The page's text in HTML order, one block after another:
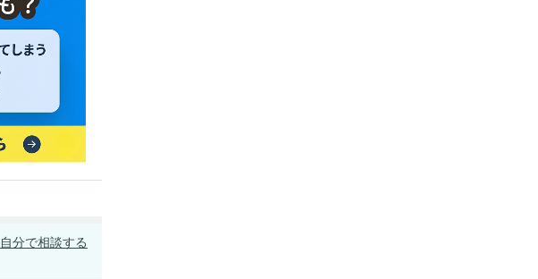
自分で相談する